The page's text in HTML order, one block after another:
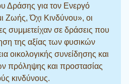
Δράσης για τον Ενεργό
Ζωής, Όχι Κινδύνου», οι
συμμετείχαν σε δράσεις που
της αξίας των φυσικών
οικολογικής συνείδησης και
πρόληψης και προστασίας
κινδύνους.